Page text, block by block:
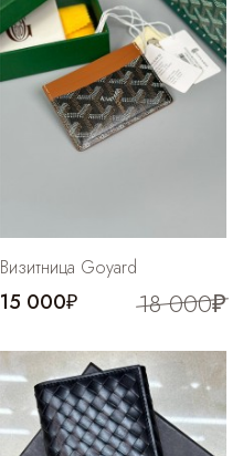
Визитница Goyard
15 000₽ 18 000₽